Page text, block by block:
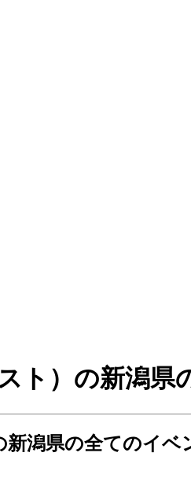
ト）の新潟
潟県の全てのイベ